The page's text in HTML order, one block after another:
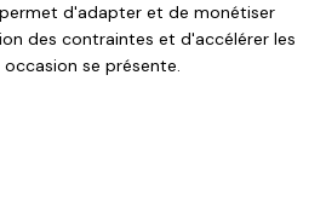
d'adapter et de monétiser
des contraintes et d'accélérer les
se présente.